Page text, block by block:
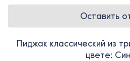
Оставить
Пиджак классический из
цвете: